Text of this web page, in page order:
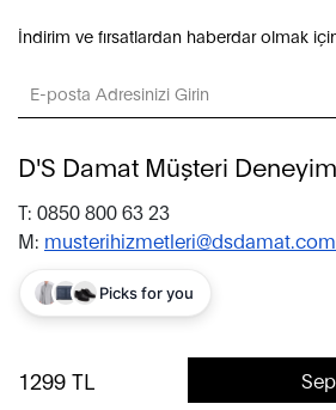
1299 TL
İndirim ve fırsatlardan haberdar olmak
D'S Damat Müşteri
T: 0850 800 63 23
M:
© 2020 D’S Damat, bütün